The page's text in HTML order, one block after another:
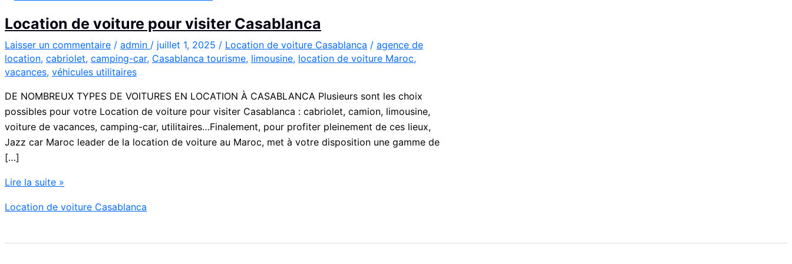
Location de voiture pour visiter Casablanca
Laisser un commentaire / admin / juillet 1, 2025 / Location de voiture Casablanca / agence de
location, cabriolet, camping-car, Casablanca tourisme, limousine, location de voiture Maroc,
vacances, véhicules utilitaires
DE NOMBREUX TYPES DE VOITURES EN LOCATION À CASABLANCA Plusieurs sont les choix
possibles pour votre Location de voiture pour visiter Casablanca : cabriolet, camion, limousine,
voiture de vacances, camping-car, utilitaires…Finalement, pour profiter pleinement de ces lieux,
Jazz car Maroc leader de la location de voiture au Maroc, met à votre disposition une gamme de
[…]
Location
voiture
visiter
Lire la suite »
Location de voiture Casablanca